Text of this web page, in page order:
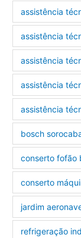
assistência
assistência
assistência
assistência
assistência
bosch
conserto fofão
conserto
jardim
refrigeração